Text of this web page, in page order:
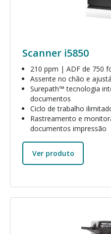
Scanner i5850
210 ppm | ADF de 750
Assente no chão e
Surepath™ tecnologia
documentos
Ciclo de trabalho
Rastreamento e
documentos impressão
Ver produto
Imagem